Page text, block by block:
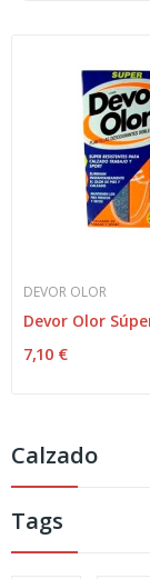
Calzado
Tags
DEVOR OLOR
7,10 €